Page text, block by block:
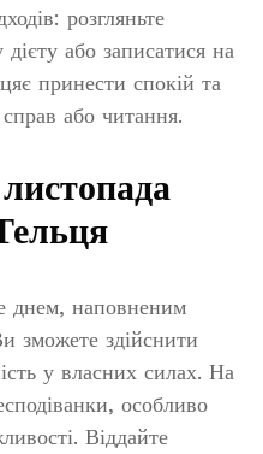
розгляньте
або записатися на
принести спокій та
або читання.
днем, наповненим
зможете здійснити
у власних силах. На
особливо
Віддайте